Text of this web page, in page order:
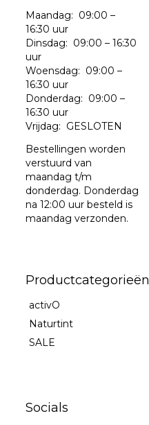
Maandag: 09:00 –
16:30 uur
Dinsdag: 09:00 – 16:30
uur
Woensdag: 09:00 –
16:30 uur
Donderdag: 09:00 –
16:30 uur
Vrijdag: GESLOTEN
Bestellingen worden
verstuurd van
maandag t/m
donderdag. Donderdag
na 12:00 uur besteld is
maandag verzonden.
Productcategorieën
activO
Naturtint
SALE
Socials